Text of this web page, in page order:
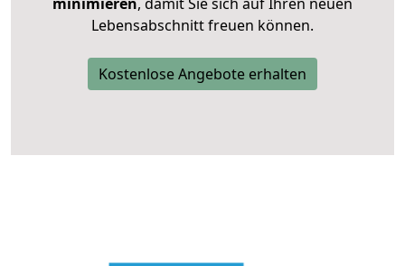
Lebensabschnitt freuen können.
Kostenlose Angebote erhalten